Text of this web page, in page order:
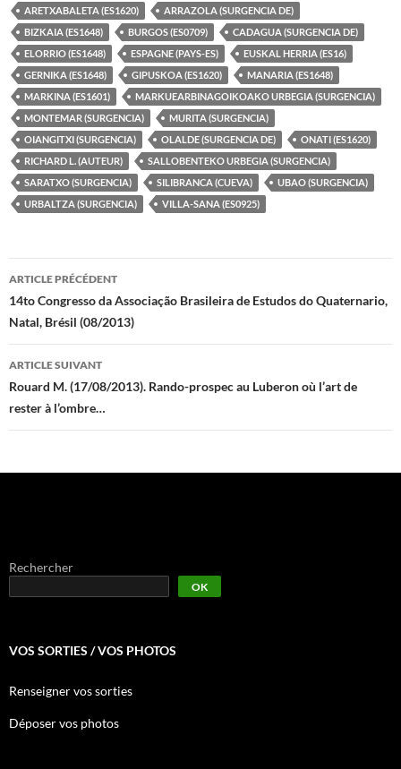
ARETXABALETA (ES1620)
ARRAZOLA (SURGENCIA DE)
BIZKAIA (ES1648)
BURGOS (ES0709)
CADAGUA (SURGENCIA DE)
ELORRIO (ES1648)
ESPAGNE (PAYS-ES)
EUSKAL HERRIA (ES16)
GERNIKA (ES1648)
GIPUSKOA (ES1620)
MANARIA (ES1648)
MARKINA (ES1601)
MARKUEARBINAGOIKOAKO URBEGIA (SURGENCIA)
MONTEMAR (SURGENCIA)
MURITA (SURGENCIA)
OIANGITXI (SURGENCIA)
OLALDE (SURGENCIA DE)
ONATI (ES1620)
RICHARD L. (AUTEUR)
SALLOBENTEKO URBEGIA (SURGENCIA)
SARATXO (SURGENCIA)
SILIBRANCA (CUEVA)
UBAO (SURGENCIA)
URBALTZA (SURGENCIA)
VILLA-SANA (ES0925)
Navigation
des
articles
ARTICLE PRÉCÉDENT
14to Congresso da Associação Brasileira de Estudos do Quaternario,
Natal, Brésil (08/2013)
ARTICLE SUIVANT
Rouard M. (17/08/2013). Rando-prospec au Luberon où l’art de
rester à l’ombre…
Rechercher
OK
VOS SORTIES / VOS PHOTOS
Renseigner vos sorties
Déposer vos photos